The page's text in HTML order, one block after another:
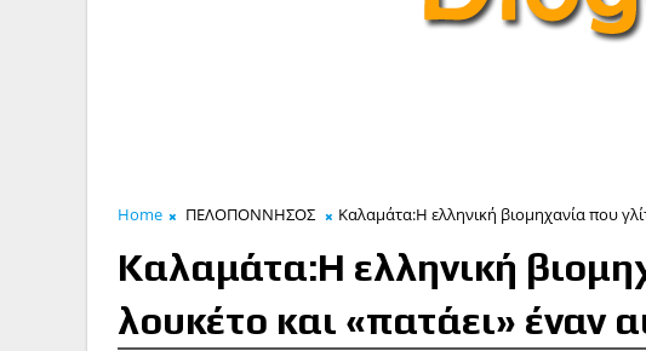
Home ΠΕΛΟΠΟΝΝΗΣΟΣ Καλαμάτα:Η ελληνική βιομηχανία που
Καλαμάτα:Η ελληνική
λουκέτο και «πατάει» έναν